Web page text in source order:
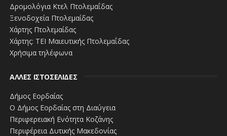
Δρομολόγια Κτελ Πτολεμαΐδας
Ξενοδοχεία Πτολεμαίδας
Χάρτης Πτολεμαίδας
Χάρτης: ΤΕΙ Μαιευτικής Πτολεμαΐδας
Χρήσιμα τηλέφωνα
ΑΛΛΕΣ ΙΣΤΟΣΕΛΙΔΕΣ
Δήμος Εορδαίας
Ο Δήμος Εορδαίας στη Διαύγεια
Περιφερειακή Ενότητα Κοζάνης
Περιφέρεια Δυτικής Μακεδονίας